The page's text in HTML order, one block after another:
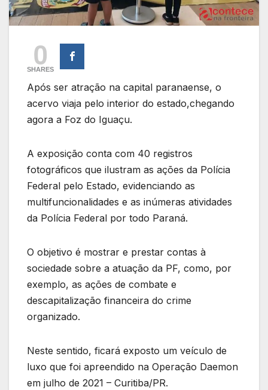
0
SHARES
Após ser atração na capital paranaense, o
acervo viaja pelo interior do estado,chegando
agora a Foz do Iguaçu.
A exposição conta com 40 registros
fotográficos que ilustram as ações da Polícia
Federal pelo Estado, evidenciando as
multifuncionalidades e as inúmeras atividades
da Polícia Federal por todo Paraná.
O objetivo é mostrar e prestar contas à
sociedade sobre a atuação da PF, como, por
exemplo, as ações de combate e
descapitalização financeira do crime
organizado.
Neste sentido, ficará exposto um veículo de
luxo que foi apreendido na Operação Daemon
em julho de 2021 – Curitiba/PR.